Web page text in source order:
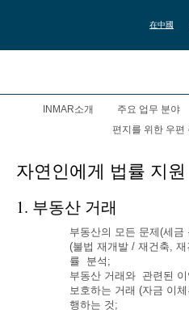
在中國
INMAR소개 주요 업무 분야
편지를 위한 우편
자연인에게 법률 지원
1. 부동산 거래
부동산의 모든 문제(세
(불법 재개발 / 재건축,
률 분석;
부동산 거래와 관련된
보호하는 거래 (자금 이
행하는 것;